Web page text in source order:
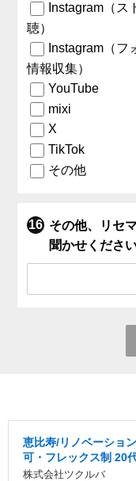
Instagram（ス
聴）
Instagram（
情報収集）
YouTube
mixi
X
TikTok
その他
その他、リセ
聞かせくださ
恵比寿/リノベーショ
可・フレックス制 20
株式会社ツクルバ